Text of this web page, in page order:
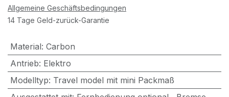
Allgemeine Geschäftsbedingungen
14 Tage Geld-zurück-Garantie
Material: Carbon
Antrieb: Elektro
Modelltyp: Travel model mit mini Packmaß